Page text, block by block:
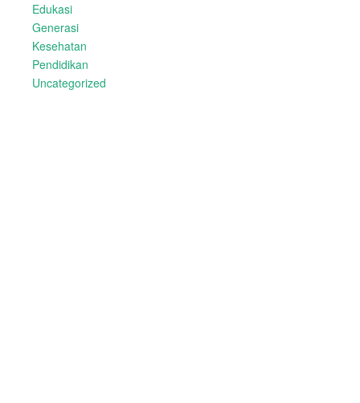
Edukasi
Generasi
Kesehatan
Pendidikan
Uncategorized